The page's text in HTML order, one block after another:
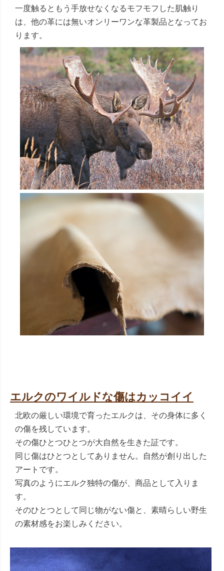
一度触るともう手放せなくなるモフモフした肌触り
は、他の革には無いオンリーワンな革製品となってお
ります。
エルクのワイルドな傷はカッコイイ
北欧の厳しい環境で育ったエルクは、その身体に多く
の傷を残しています。
その傷ひとつひとつが大自然を生きた証です。
同じ傷はひとつとしてありません。自然が創り出した
アートです。
写真のようにエルク独特の傷が、商品として入りま
す。
そのひとつとして同じ物がない傷と、素晴らしい野生
の素材感をお楽しみください。